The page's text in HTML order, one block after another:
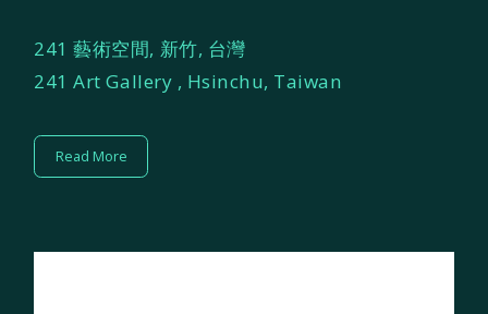
241 藝術空間, 新竹, 台灣
241 Art Gallery , Hsinchu, Taiwan
Read More